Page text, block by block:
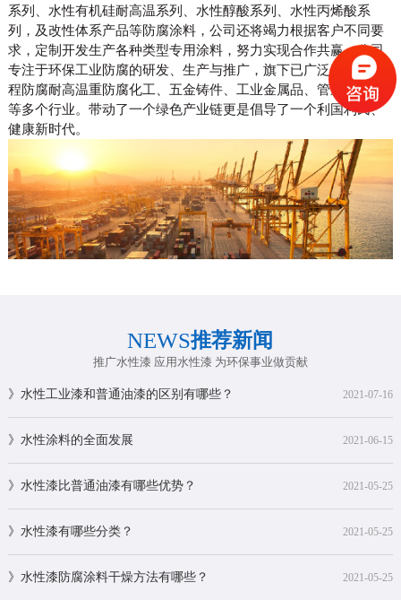
系列、水性有机硅耐高温系列、水性醇酸系列、水性丙烯酸系
列，及改性体系产品等防腐涂料，公司还将竭力根据客户不同要
求，定制开发生产各种类型专用涂料，努力实现合作共赢。公司
专注于环保工业防腐的研发、生产与推广，旗下已广泛应用到工
程防腐耐高温重防腐化工、五金铸件、工业金属品、管道、机械
等多个行业。带动了一个绿色产业链更是倡导了一个利国利民、
健康新时代。
NEWS推荐新闻
推广水性漆 应用水性漆 为环保事业做贡献
》水性工业漆和普通油漆的区别有哪些？ 2021-07-16
》水性涂料的全面发展 2021-06-15
》水性漆比普通油漆有哪些优势？ 2021-05-25
》水性漆有哪些分类？ 2021-05-25
》水性漆防腐涂料干燥方法有哪些？ 2021-05-25